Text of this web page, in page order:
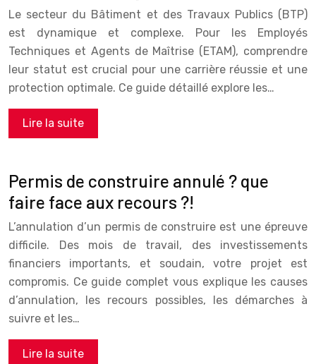
Le secteur du Bâtiment et des Travaux Publics (BTP)
est dynamique et complexe. Pour les Employés
Techniques et Agents de Maîtrise (ETAM), comprendre
leur statut est crucial pour une carrière réussie et une
protection optimale. Ce guide détaillé explore les…
Lire la suite
Permis de construire annulé ? que
faire face aux recours ?!
L’annulation d’un permis de construire est une épreuve
difficile. Des mois de travail, des investissements
financiers importants, et soudain, votre projet est
compromis. Ce guide complet vous explique les causes
d’annulation, les recours possibles, les démarches à
suivre et les…
Lire la suite